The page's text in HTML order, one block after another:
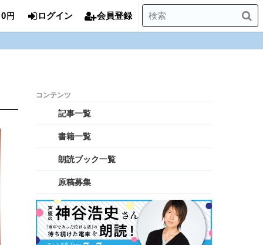
0 円 ログイン 会員登録
記事一覧
書籍一覧
朗読ブック一覧
原稿募集